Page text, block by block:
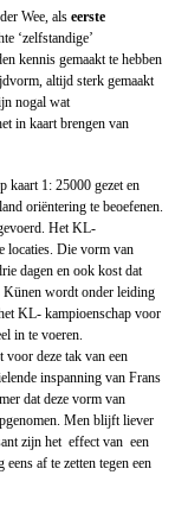
Wee, als eerste
‘zelfstandige’
kennis gemaakt te hebben
altijd sterk gemaakt
nogal wat
in kaart brengen van
kaart 1: 25000 gezet en
oriëntering te beoefenen.
Het KL-
locaties. Die vorm van
dagen en ook kost dat
Künen wordt onder leiding
KL- kampioenschap voor
in te voeren.
deze tak van een
inspanning van Frans
dat deze vorm van
Men blijft liever
zijn het effect van een
af te zetten tegen een